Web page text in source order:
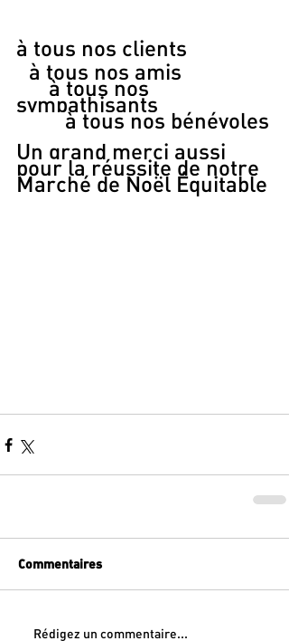
à tous nos clients
à tous nos amis
à tous nos
sympathisants
à tous nos bénévoles
Un grand merci aussi
pour la réussite de notre
Marché de Noël Équitable
Commentaires
Rédigez un commentaire...